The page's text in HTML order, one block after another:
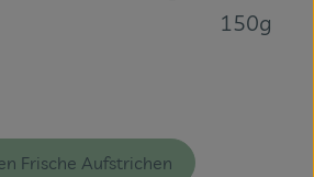
150g
Frische Aufstrichen